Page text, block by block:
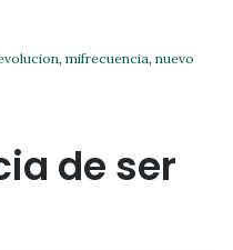
, mifrecuencia, nuevo
de ser